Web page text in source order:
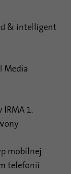
& intelligent
Media
1.
mobilnej
telefonii
się
domenie